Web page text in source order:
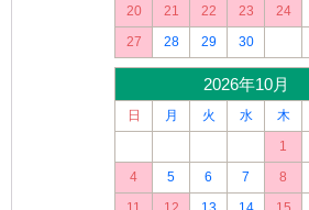
20
21 22 23 24
27
28 29 30
2026年10月
日 月 火 水 木
1
4
5 6 7 8